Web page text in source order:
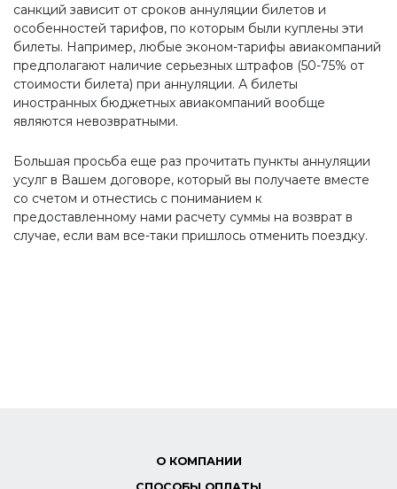
санкций зависит от сроков аннуляции билетов и
особенностей тарифов, по которым были куплены эти
билеты. Например, любые эконом-тарифы авиакомпаний
предполагают наличие серьезных штрафов (50-75% от
стоимости билета) при аннуляции. А билеты
иностранных бюджетных авиакомпаний вообще
являются невозвратными.
Большая просьба еще раз прочитать пункты аннуляции
усулг в Вашем договоре, который вы получаете вместе
со счетом и отнестись с пониманием к
предоставленному нами расчету суммы на возврат в
случае, если вам все-таки пришлось отменить поездку.
О КОМПАНИИ